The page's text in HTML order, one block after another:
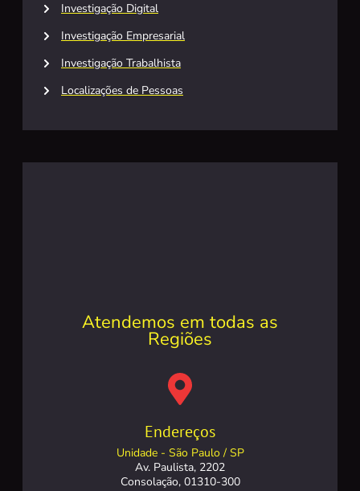
Investigação Digital
Investigação Empresarial
Investigação Trabalhista
Localizações de Pessoas
Atendemos em todas as
Regiões
Endereços
Unidade - São Paulo / SP
Av. Paulista, 2202
Consolação, 01310-300